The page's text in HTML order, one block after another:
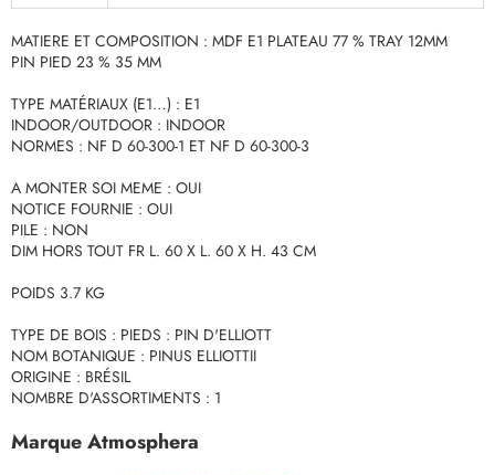
MATIERE ET COMPOSITION : MDF E1 PLATEAU 77 % TRAY 12MM
PIN PIED 23 % 35 MM
TYPE MATÉRIAUX (E1…) : E1
INDOOR/OUTDOOR : INDOOR
NORMES : NF D 60-300-1 ET NF D 60-300-3
A MONTER SOI MEME : OUI
NOTICE FOURNIE : OUI
PILE : NON
DIM HORS TOUT FR L. 60 X L. 60 X H. 43 CM
POIDS 3.7 KG
TYPE DE BOIS : PIEDS : PIN D'ELLIOTT
NOM BOTANIQUE : PINUS ELLIOTTII
ORIGINE : BRÉSIL
NOMBRE D'ASSORTIMENTS : 1
Marque Atmosphera